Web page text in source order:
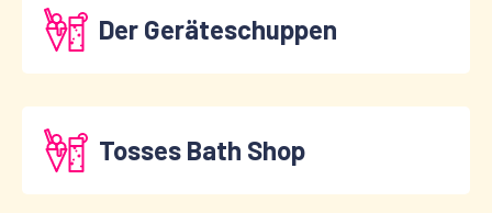
Der Geräteschuppen
Tosses Bath Shop